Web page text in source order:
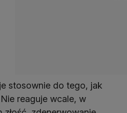
stosownie do tego, jak
reaguje wcale, w